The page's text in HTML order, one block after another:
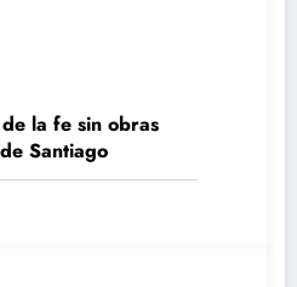
la fe sin obras
Santiago